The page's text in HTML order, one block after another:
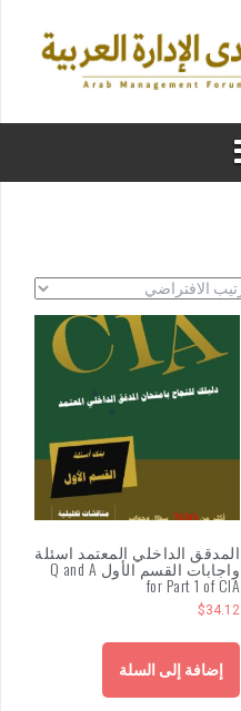
المدقق الداخلي المعتمد اسئلة
واجابات القسم الأول Q and A
for Part 1 of CIA
$34.12
إضافة إلى السلة